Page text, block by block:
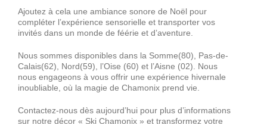
Décorations
Devis
Accès Pro
Ajoutez à cela une ambiance sonore de Noël pour
compléter l’expérience sensorielle et transporter vos
invités dans un monde de féérie et d’aventure.
Nous sommes disponibles dans la Somme(80), Pas-de-
Calais(62), Nord(59), l’Oise (60) et l’Aisne (02). Nous
nous engageons à vous offrir une expérience hivernale
inoubliable, où la magie de Chamonix prend vie.
Contactez-nous dès aujourd’hui pour plus d’informations
sur notre décor « Ski Chamonix » et transformez votre